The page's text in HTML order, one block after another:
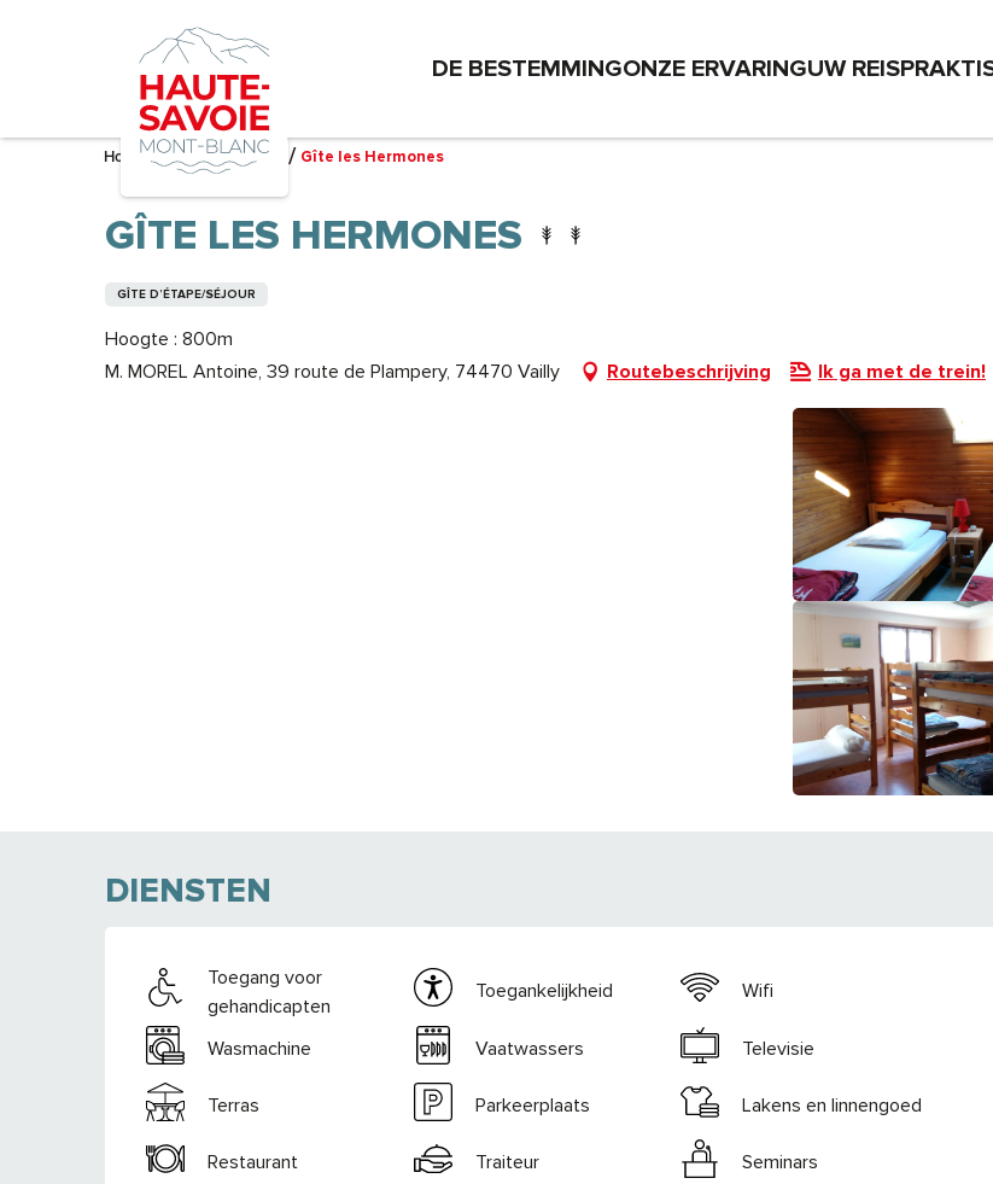
DE BESTEMMINGONZE ERVARINGUW REIS
Home – Ik bereid me voor Gîte les Hermones
GÎTE LES HERMONES
GÎTE D’ÉTAPE/SÉJOUR
Hoogte : 800m
M. MOREL Antoine, 39 route de Plampery, 74470 Vailly
Routebeschrijving Ik ga met de trein!
DIENSTEN
Toegang voor
gehandicapten
Toegankelijkheid Wifi
Wasmachine Vaatwassers Televisie
Terras Parkeerplaats Lakens en linnengoed
Restaurant Traiteur Seminars